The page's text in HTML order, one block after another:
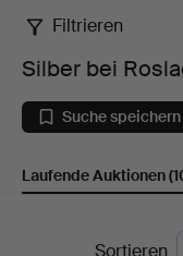
Silber
bei
Roslagens
Filtrieren
Silber bei
Suche speichern
Laufende Auktionen
LaufendeSortieren